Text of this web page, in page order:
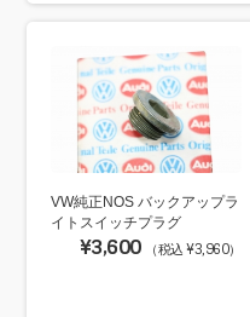
VW純正NOS バックアップラ
イトスイッチプラグ
¥3,600 （税込 ¥3,960）